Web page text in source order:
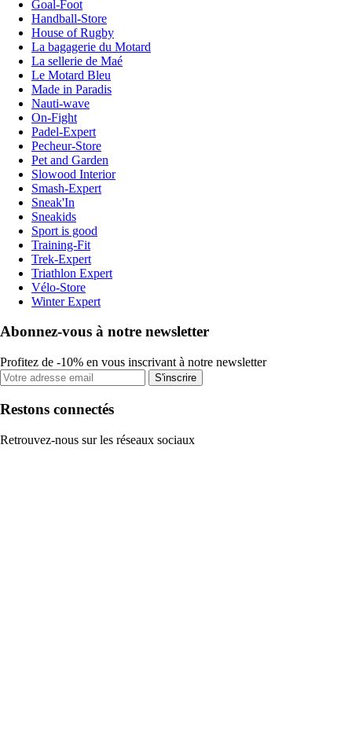
Goal-Foot
Handball-Store
House of Rugby
La bagagerie du Motard
La sellerie de Maé
Le Motard Bleu
Made in Paradis
Nauti-wave
On-Fight
Padel-Expert
Pecheur-Store
Pet and Garden
Slowood Interior
Smash-Expert
Sneak'In
Sneakids
Sport is good
Training-Fit
Trek-Expert
Triathlon Expert
Vélo-Store
Winter Expert
Abonnez-vous à notre newsletter
Profitez de -10% en vous inscrivant à notre newsletter
S'inscrire
Restons connectés
Retrouvez-nous sur les réseaux sociaux